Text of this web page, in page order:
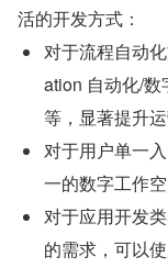
活的开发方式：
对于流程自动
ation 自动化/
等，显著提升
对于用户单一
一的数字工作
对于应用开发
的需求，可以